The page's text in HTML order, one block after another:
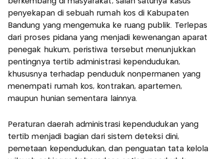
penyekapan di sebuah rumah kos di Kabupaten
Bandung yang mengemuka ke ruang publik. Terlepas
dari proses pidana yang menjadi kewenangan aparat
penegak hukum, peristiwa tersebut menunjukkan
pentingnya tertib administrasi kependudukan,
khususnya terhadap penduduk nonpermanen yang
menempati rumah kos, kontrakan, apartemen,
maupun hunian sementara lainnya.
Peraturan daerah administrasi kependudukan yang
tertib menjadi bagian dari sistem deteksi dini,
pemetaan kependudukan, dan penguatan tata kelola